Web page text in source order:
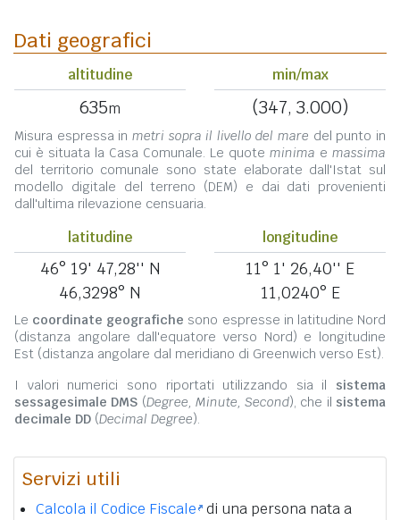
Dati geografici
altitudine
635m
min/max
(347, 3.000)
Misura espressa in metri sopra il livello del mare del punto in
cui è situata la Casa Comunale. Le quote minima e massima
del territorio comunale sono state elaborate dall'Istat sul
modello digitale del terreno (DEM) e dai dati provenienti
dall'ultima rilevazione censuaria.
latitudine
46° 19' 47,28'' N
46,3298° N
longitudine
11° 1' 26,40'' E
11,0240° E
Le coordinate geografiche sono espresse in latitudine Nord
(distanza angolare dall'equatore verso Nord) e longitudine
Est (distanza angolare dal meridiano di Greenwich verso Est).
I valori numerici sono riportati utilizzando sia il sistema
sessagesimale DMS (Degree, Minute, Second), che il sistema
decimale DD (Decimal Degree).
Servizi utili
Calcola il Codice Fiscale di una persona nata a